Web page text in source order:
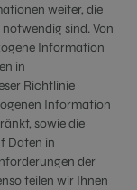
weiter, die
sind. Von
Information
in
Richtlinie
Information
sowie die
Daten in
der
teilen wir Ihnen